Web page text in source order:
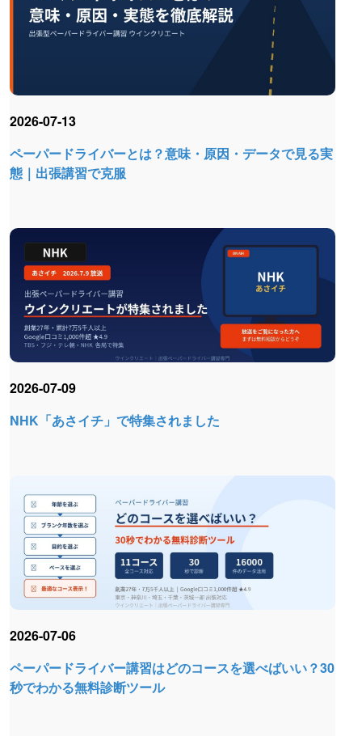
ペーパードライバーとは？意味・原因・データで見る実
態｜出張講習で克服
2026-07-13
NHK「あさイチ」で特集されました
2026-07-09
ペーパードライバー講習はどのコースを選べばいい？30
秒でわかる無料診断ツール
2026-07-06